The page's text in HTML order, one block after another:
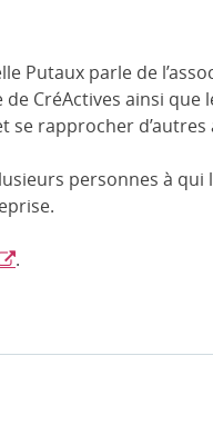
Putaux parle de
de CréActives ainsi
se rapprocher d’autres
personnes à qui
.